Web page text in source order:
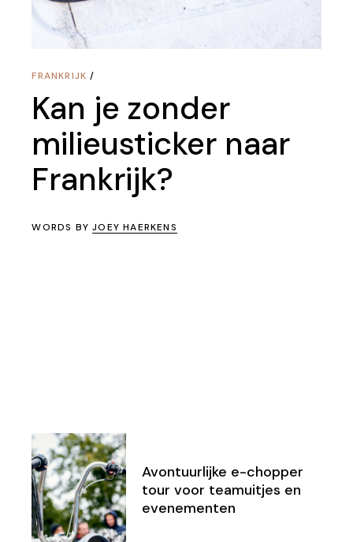
FRANKRIJK
Kan je zonder
milieusticker naar
Frankrijk?
WORDS BYJOEY HAERKENS
Avontuurlijke e-chopper
tour voor teamuitjes en
evenementen